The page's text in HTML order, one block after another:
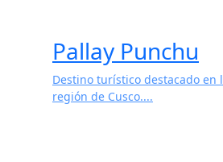
Pallay Punchu
Destino turístico destacado en
región de Cusco....